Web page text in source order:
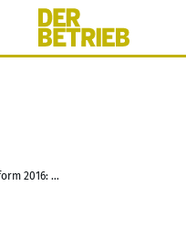
Erbschaftsteuerreform 2016: Das müssen KMU-Berater beachten